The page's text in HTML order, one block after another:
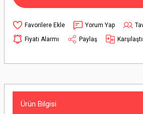
Yorum Yap
Fiyatı Alarmı
Paylaş
Ürün Bilgisi